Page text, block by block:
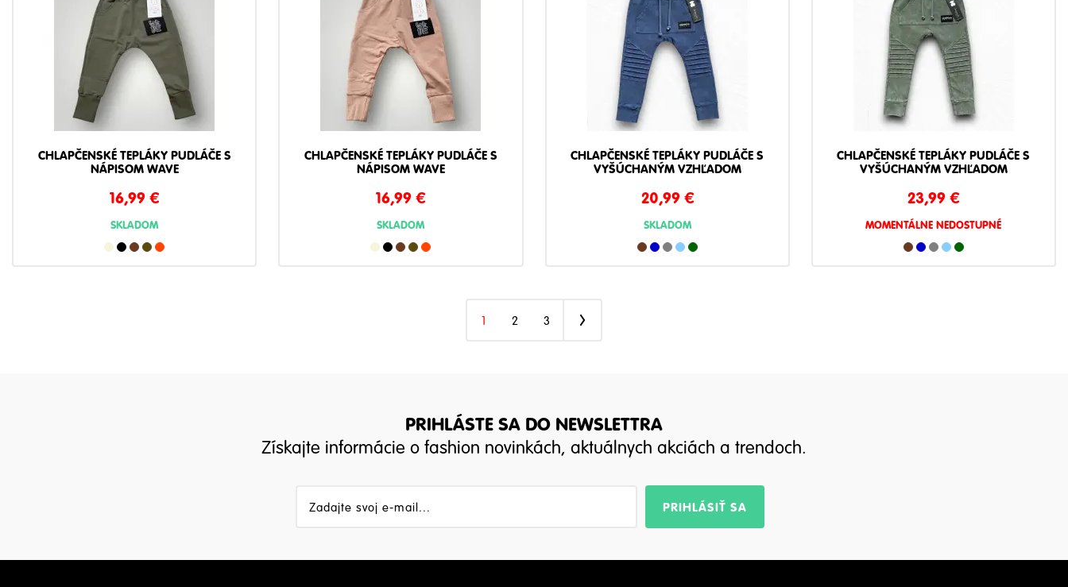
CHLAPČENSKÉ TEPLÁKY PUDLÁČE S
NÁPISOM WAVE
16,99€
SKLADOM
CHLAPČENSKÉ TEPLÁKY PUDLÁČE S
NÁPISOM WAVE
16,99€
SKLADOM
CHLAPČENSKÉ TEPLÁKY PUDLÁČE S
VYŠÚCHANÝM VZHĽADOM
20,99 €
SKLADOM
CHLAPČENSKÉ TEPLÁKY PUDLÁČE S
VYŠÚCHANÝM VZHĽADOM
23,99€
MOMENTÁLNE NEDOSTUPNÉ
1 2 3
PRIHLÁSTE SA DO NEWSLETTRA
Získajte informácie o fashion novinkách, aktuálnych akciách a trendoch.
PRIHLÁSIŤ SA